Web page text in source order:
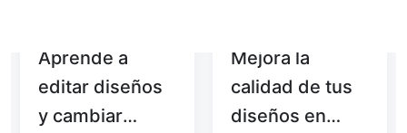
Aprende a
editar diseños
y cambiar
Mejora la
calidad de tus
diseños en